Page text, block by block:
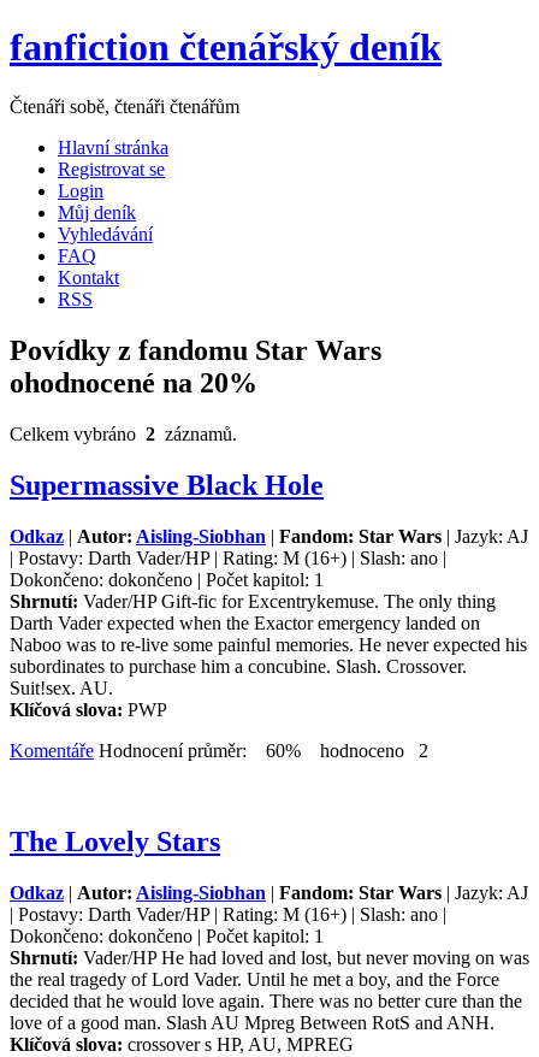
fanfiction čtenářský deník
Čtenáři sobě, čtenáři čtenářům
Hlavní stránka
Registrovat se
Login
Můj deník
Vyhledávání
FAQ
Kontakt
RSS
Povídky z fandomu Star Wars
ohodnocené na 20%
Celkem vybráno 2 záznamů.
Supermassive Black Hole
Odkaz | Autor: Aisling-Siobhan | Fandom: Star Wars | Jazyk: AJ
| Postavy: Darth Vader/HP | Rating: M (16+) | Slash: ano |
Dokončeno: dokončeno | Počet kapitol: 1
Shrnutí: Vader/HP Gift-fic for Excentrykemuse. The only thing
Darth Vader expected when the Exactor emergency landed on
Naboo was to re-live some painful memories. He never expected his
subordinates to purchase him a concubine. Slash. Crossover.
Suit!sex. AU.
Klíčová slova: PWP
Komentáře Hodnocení průměr: 60% hodnoceno 2
The Lovely Stars
Odkaz | Autor: Aisling-Siobhan | Fandom: Star Wars | Jazyk: AJ
| Postavy: Darth Vader/HP | Rating: M (16+) | Slash: ano |
Dokončeno: dokončeno | Počet kapitol: 1
Shrnutí: Vader/HP He had loved and lost, but never moving on was
the real tragedy of Lord Vader. Until he met a boy, and the Force
decided that he would love again. There was no better cure than the
love of a good man. Slash AU Mpreg Between RotS and ANH.
Klíčová slova: crossover s HP, AU, MPREG